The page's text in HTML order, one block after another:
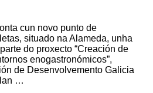
cun novo punto de
situado na Alameda, unha
do proxecto “Creación de
enogastronómicos”,
de Desenvolvemento Galicia
…